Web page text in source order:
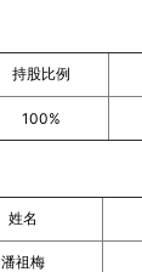
持股比例
100%
姓名
潘祖梅